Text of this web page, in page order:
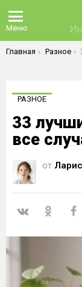
Меню
Вы здесь:
Главная Разное
РАЗНОЕ
33
все
от